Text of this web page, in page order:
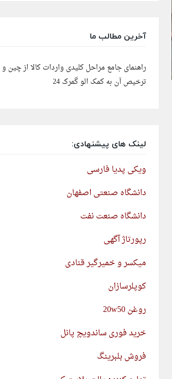
آخرین مطالب ما
راهنمای جامع مراحل کلیدی واردات کالا از چین و
ترخیص آن به کمک الو گمرک 24
لینک های پیشنهادی:
ویکی پدیا فارسی
دانشگاه صنعتی اصفهان
دانشگاه صنعت نفت
رپورتاژ آگهی
میکسر و خمیرگیر قنادی
کوپلرسازان
روغن 20w50
خرید فوری ساندویچ پانل
فروش بلبرینگ